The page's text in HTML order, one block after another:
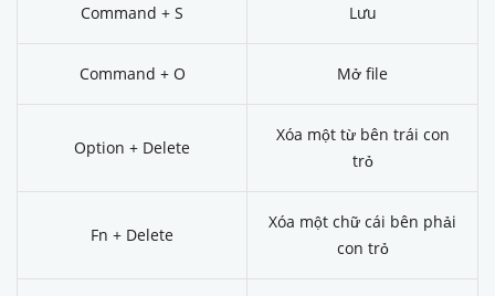
Command + S Lưu
Command + O Mở file
Option + Delete
Xóa một từ bên trái con
trỏ
Fn + Delete
Xóa một chữ cái bên phải
con trỏ